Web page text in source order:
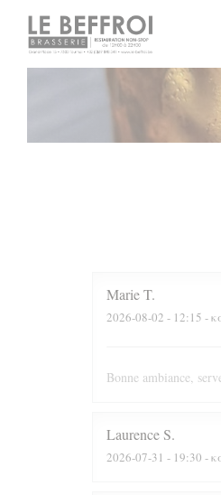
Πίνακας διαχείρισης "Μπισκότων"
MarieT
2026-08-02 - 12:15 -
Bonne ambiance,
Laurence S
2026-07-31 - 19:30 -